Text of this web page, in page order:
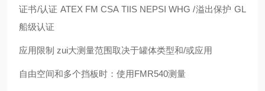
证书/认证 ATEX FM CSA TIIS NEPSI WHG /溢出保护 GL
船级认证
应用限制 zui大测量范围取决于罐体类型和/或应用
自由空间和多个挡板时：使用FMR540测量